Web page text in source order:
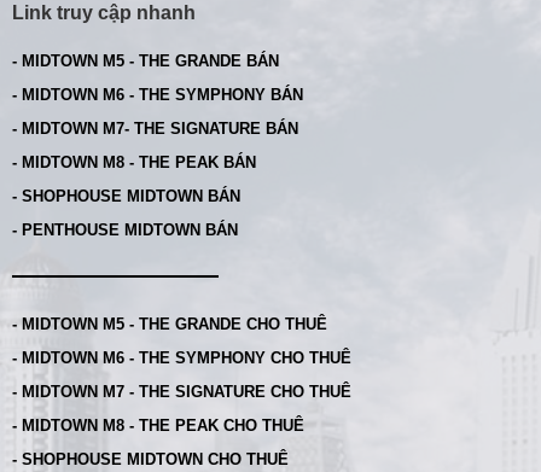
Link truy cập nhanh
- MIDTOWN M5 - THE GRANDE BÁN
- MIDTOWN M6 - THE SYMPHONY BÁN
- MIDTOWN M7- THE SIGNATURE BÁN
- MIDTOWN M8 - THE PEAK BÁN
- SHOPHOUSE MIDTOWN BÁN
- PENTHOUSE MIDTOWN BÁN
- MIDTOWN M5 - THE GRANDE CHO THUÊ
- MIDTOWN M6 - THE SYMPHONY CHO THUÊ
- MIDTOWN M7 - THE SIGNATURE CHO THUÊ
- MIDTOWN M8 - THE PEAK CHO THUÊ
- SHOPHOUSE MIDTOWN CHO THUÊ